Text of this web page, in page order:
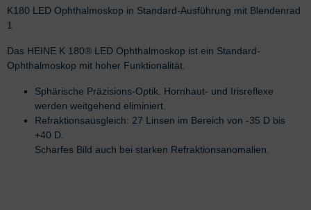
K180 LED Ophthalmoskop in Standard-Ausführung mit Blendenrad
1
Das HEINE K 180® LED Ophthalmoskop ist ein Standard-
Ophthalmoskop mit hoher Funktionalität.
Sphärische Präzisions-Optik. Hornhaut- und Irisreflexe
werden weitgehend eliminiert.
Refraktionsausgleich: 27 Linsen im Bereich von -35 D bis
+40 D.
Scharfes Bild auch bei starken Refraktionsanomalien.